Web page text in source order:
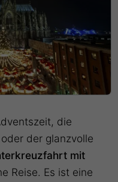
die
der glanzvolle
mit
Reise. Es ist eine